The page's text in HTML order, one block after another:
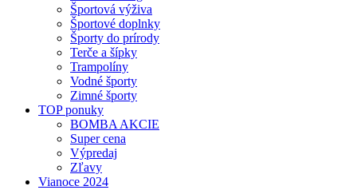
Športová výživa
Športové doplnky
Športy do prírody
Terče a šípky
Trampolíny
Vodné športy
Zimné športy
TOP ponuky
BOMBA AKCIE
Super cena
Výpredaj
Zľavy
Vianoce 2024